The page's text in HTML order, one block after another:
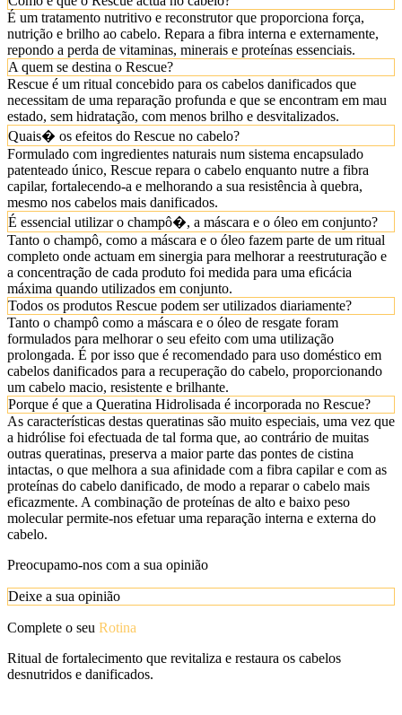
É um tratamento nutritivo e reconstrutor que proporciona força,
nutrição e brilho ao cabelo. Repara a fibra interna e externamente,
repondo a perda de vitaminas, minerais e proteínas essenciais.
A quem se destina o Rescue?
Rescue é um ritual concebido para os cabelos danificados que
necessitam de uma reparação profunda e que se encontram em mau
estado, sem hidratação, com menos brilho e desvitalizados.
Quais� os efeitos do Rescue no cabelo?
Formulado com ingredientes naturais num sistema encapsulado
patenteado único, Rescue repara o cabelo enquanto nutre a fibra
capilar, fortalecendo-a e melhorando a sua resistência à quebra,
mesmo nos cabelos mais danificados.
É essencial utilizar o champô�, a máscara e o óleo em conjunto?
Tanto o champô, como a máscara e o óleo fazem parte de um ritual
completo onde actuam em sinergia para melhorar a reestruturação e
a concentração de cada produto foi medida para uma eficácia
máxima quando utilizados em conjunto.
Todos os produtos Rescue podem ser utilizados diariamente?
Tanto o champô como a máscara e o óleo de resgate foram
formulados para melhorar o seu efeito com uma utilização
prolongada. É por isso que é recomendado para uso doméstico em
cabelos danificados para a recuperação do cabelo, proporcionando
um cabelo macio, resistente e brilhante.
Porque é que a Queratina Hidrolisada é incorporada no Rescue?
As características destas queratinas são muito especiais, uma vez que
a hidrólise foi efectuada de tal forma que, ao contrário de muitas
outras queratinas, preserva a maior parte das pontes de cistina
intactas, o que melhora a sua afinidade com a fibra capilar e com as
proteínas do cabelo danificado, de modo a reparar o cabelo mais
eficazmente. A combinação de proteínas de alto e baixo peso
molecular permite-nos efetuar uma reparação interna e externa do
cabelo.
Preocupamo-nos com a sua opinião
Deixe a sua opinião
Complete o seu Rotina
Ritual de fortalecimento que revitaliza e restaura os cabelos
desnutridos e danificados.